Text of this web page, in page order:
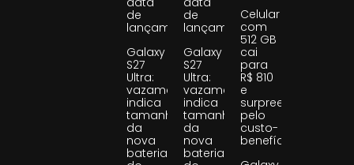
de
lançamento
Galaxy
S27
Ultra:
vazamento
indica
tamanho
da
nova
bateria
de
lançamento
Galaxy
S27
Ultra:
vazamento
indica
tamanho
da
nova
bateria
Celular
com
512 GB
cai
para
R$ 810
e
surpreende
pelo
custo-
benefício